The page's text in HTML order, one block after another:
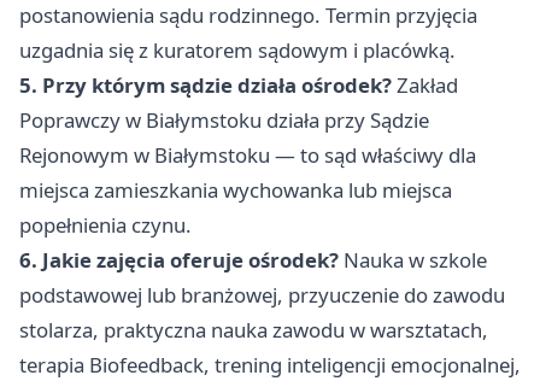
postanowienia sądu rodzinnego. Termin przyjęcia
uzgadnia się z kuratorem sądowym i placówką.
5. Przy którym sądzie działa ośrodek?Zakład
Poprawczy w Białymstoku działa przy Sądzie
Rejonowym w Białymstoku — to sąd właściwy dla
miejsca zamieszkania wychowanka lub miejsca
popełnienia czynu.
6. Jakie zajęcia oferuje ośrodek? Nauka w szkole
podstawowej lub branżowej, przyuczenie do zawodu
stolarza, praktyczna nauka zawodu w warsztatach,
terapia Biofeedback, trening inteligencji emocjonalnej,